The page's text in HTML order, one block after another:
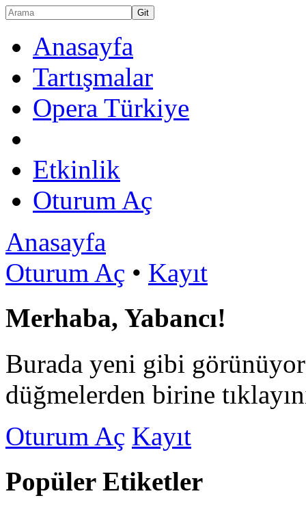
Anasayfa
Tartışmalar
Opera Türkiye
Etkinlik
Oturum Aç
Anasayfa
Oturum Aç • Kayıt
Merhaba, Yabancı!
Burada yeni gibi
düğmelerden birine
Oturum Aç Kayıt
Popüler Etiketler